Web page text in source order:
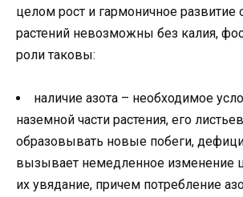
целом рост и гармоничное развитие
растений невозможны без калия,
роли таковы:
наличие азота – необходимое
наземной части растения, его
образовывать новые побеги,
вызывает немедленное изменение
их увядание, причем потребление